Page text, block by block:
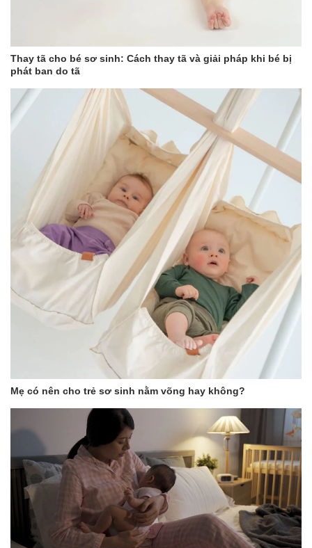
Thay tã cho bé sơ sinh: Cách thay tã và giải pháp khi bé bị
phát ban do tã
Mẹ có nên cho trẻ sơ sinh nằm võng hay không?